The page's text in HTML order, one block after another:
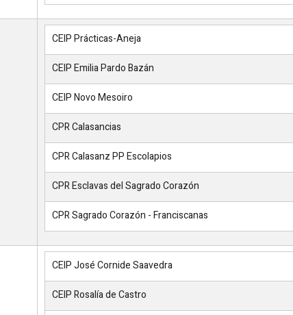
CEIP Prácticas-Aneja
CEIP Emilia Pardo Bazán
CEIP Novo Mesoiro
CPR Calasancias
CPR Calasanz PP Escolapios
CPR Esclavas del Sagrado Corazón
CPR Sagrado Corazón - Franciscanas
CEIP José Cornide Saavedra
CEIP Rosalía de Castro